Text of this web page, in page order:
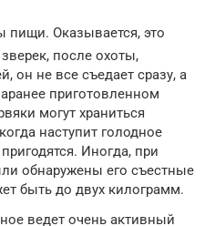
пищи. Оказывается, это
после охоты,
он не все съедает сразу, а
приготовленном
могут храниться
наступит голодное
Иногда, при
обнаружены его съестные
быть до двух килограмм.
ведет очень активный